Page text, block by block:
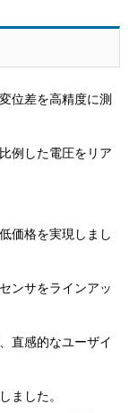
位差を高精度に測
例した電圧をリア
価格を実現しまし
ンサをラインアッ
直感的なユーザイ
ました。